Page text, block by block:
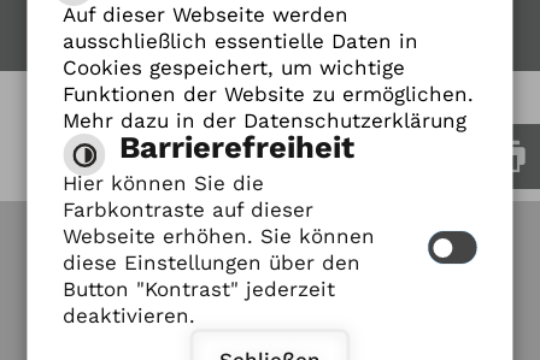
Barrierefreiheit
Leichte Sprache
Gebärdensprache
Auf dieser Webseite werden
ausschließlich essentielle Daten in
Cookies gespeichert, um wichtige
Funktionen der Website zu ermöglichen.
Mehr dazu in der Datenschutzerklärung
Barrierefreiheit
Hier können Sie die
Farbkontraste auf dieser
Webseite erhöhen. Sie können
diese Einstellungen über den
Button "Kontrast" jederzeit
deaktivieren.